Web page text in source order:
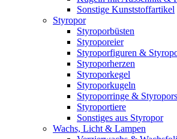
Sonstige Kunststoffartikel
Styropor
Styroporbüsten
Styroporeier
Styroporfiguren &
Styroporherzen
Styroporkegel
Styroporkugeln
Styroporringe &
Styroportiere
Sonstiges aus Styropor
Wachs, Licht & Lampen